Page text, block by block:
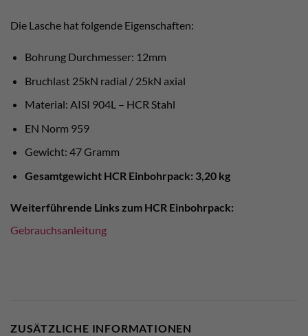
Die Lasche hat folgende Eigenschaften:
Bohrung Durchmesser: 12mm
Bruchlast 25kN radial / 25kN axial
Material: AISI 904L – HCR Stahl
EN Norm 959
Gewicht: 47 Gramm
Gesamtgewicht HCR Einbohrpack: 3,20 kg
Weiterführende Links zum HCR Einbohrpack:
Gebrauchsanleitung
ZUSÄTZLICHE INFORMATIONEN